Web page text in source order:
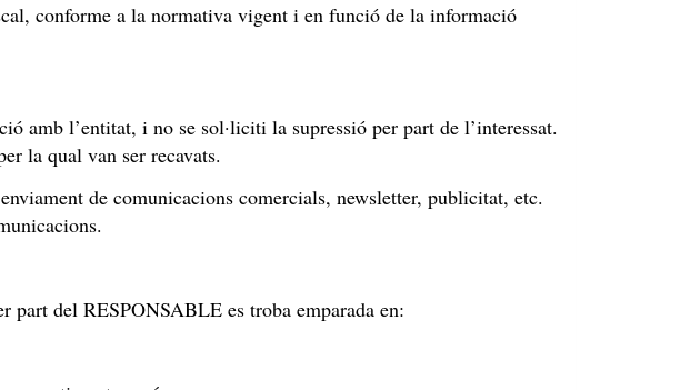
conforme a la normativa vigent i en funció de la informació
amb l’entitat, i no se sol·liciti la supressió per part de l’interessat.
la qual van ser recavats.
de comunicacions comercials, newsletter, publicitat, etc.
part del RESPONSABLE es troba emparada en: